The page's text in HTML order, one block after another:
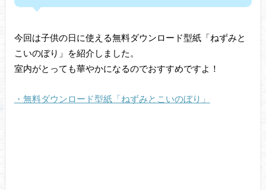
今回は子供の日に使える無料ダウンロード型紙「ねずみと
こいのぼり」を紹介しました。
室内がとっても華やかになるのでおすすめですよ！
・無料ダウンロード型紙「ねずみとこいのぼり」